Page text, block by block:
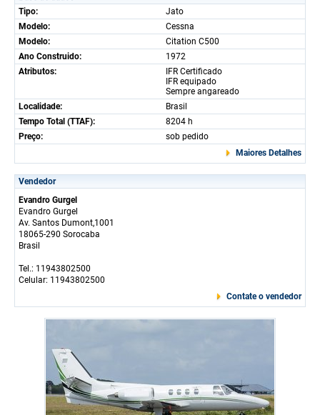
Tipo:
Jato
Modelo:
Cessna
Modelo:
Citation C500
Ano Construido:
1972
Atributos:
IFR Certificado
IFR equipado
Sempre angareado
Localidade:
Brasil
Tempo Total (TTAF):
8204 h
Preço:
sob pedido
Maiores Detalhes
Vendedor
Evandro Gurgel
Evandro Gurgel
Av. Santos Dumont,1001
18065-290 Sorocaba
Brasil
Tel.: 11943802500
Celular: 11943802500
Contate o vendedor